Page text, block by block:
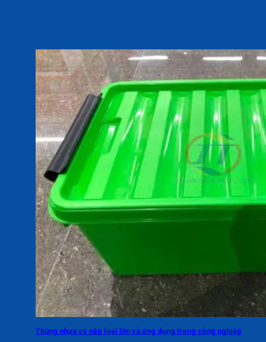
Thùng nhựa có nắp loại lớn và ứng dụng trong công nghiệp